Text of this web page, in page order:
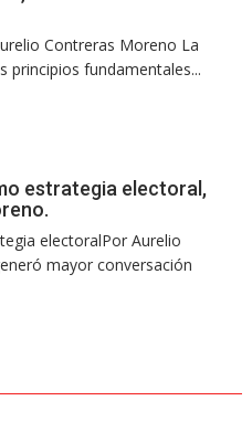
Contreras Moreno La
principios fundamentales...
estrategia electoral,
electoralPor Aurelio
mayor conversación